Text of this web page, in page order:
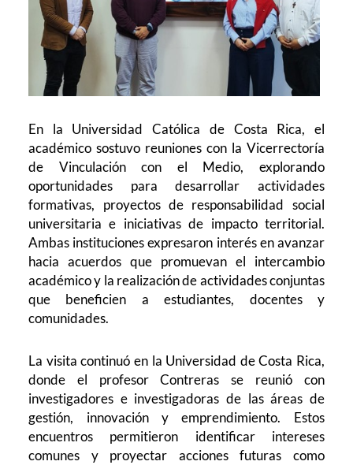
En la Universidad Católica de Costa Rica, el
académico sostuvo reuniones con la Vicerrectoría
de Vinculación con el Medio, explorando
oportunidades para desarrollar actividades
formativas, proyectos de responsabilidad social
universitaria e iniciativas de impacto territorial.
Ambas instituciones expresaron interés en avanzar
hacia acuerdos que promuevan el intercambio
académico y la realización de actividades conjuntas
que beneficien a estudiantes, docentes y
comunidades.
La visita continuó en la Universidad de Costa Rica,
donde el profesor Contreras se reunió con
investigadores e investigadoras de las áreas de
gestión, innovación y emprendimiento. Estos
encuentros permitieron identificar intereses
comunes y proyectar acciones futuras como